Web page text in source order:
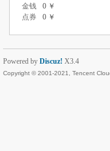
金钱
0 ￥
点券
0 ￥
Powered by Discuz! X3.4
Copyright © 2001-2021, Tencent